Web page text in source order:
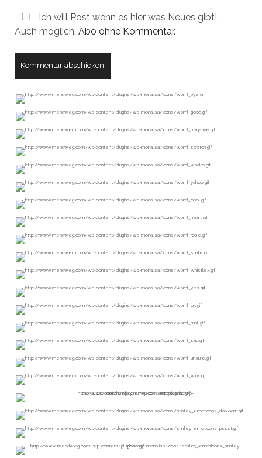
Ich will Post wenn es hier was Neues gibt!.
Auch möglich: Abo ohne Kommentar.